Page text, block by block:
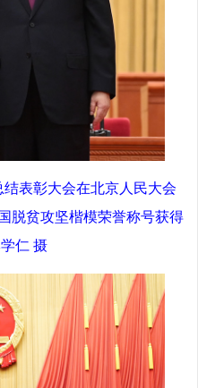
表彰大会在北京人民大会
脱贫攻坚楷模荣誉称号获得
仁 摄